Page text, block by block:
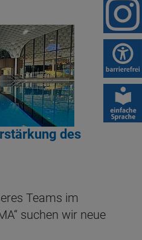
des
Teams im
suchen wir neue